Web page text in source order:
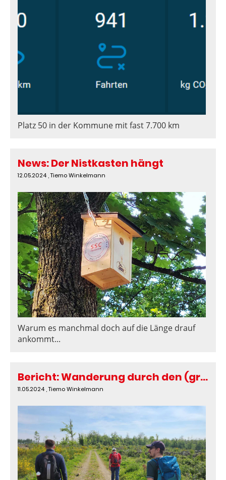
Platz 50 in der Kommune mit fast 7.700 km
News: Der Nistkasten hängt
12.05.2024 , Tiemo Winkelmann
Warum es manchmal doch auf die Länge drauf
ankommt...
Bericht: Wanderung durch den (grünen) Grand Canyon des Harzes
11.05.2024 , Tiemo Winkelmann